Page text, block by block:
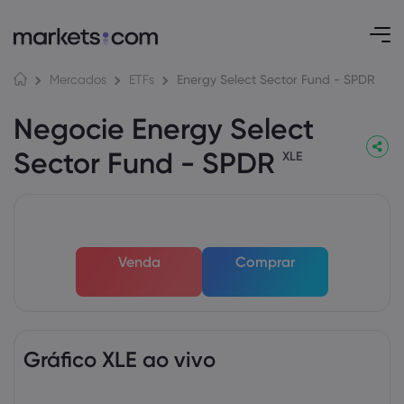
Mercados ETFs Energy Select Sector Fund - SPDR
Negocie Energy Select
Sector Fund - SPDR XLE
Venda Comprar
Gráfico XLE ao vivo